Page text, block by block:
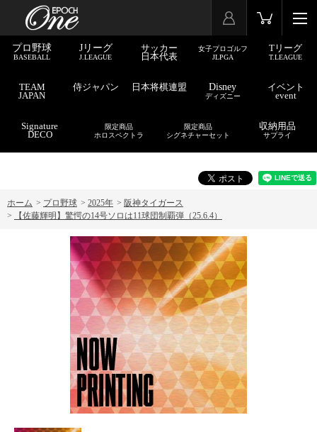
プロ野球
BASEBALL
Jリーグ
J.LEAGUE
サッカー
日本代表
女子プロゴルフ
JLPGA
Tリーグ
T.LEAGUE
TEAM
JAPAN
侍ジャパン 日本将棋連盟 Disney
ディズニー
イベント
event
Signature
DECO
限定商品
ホロスペクトラ
限定商品
シグネチャーセット
収納用品
サプライ
ホーム > プロ野球 > 2025年 > 阪神タイガース
>
【佐藤輝明】驚愕の14号ソロは11球団制覇弾（25.6.4）